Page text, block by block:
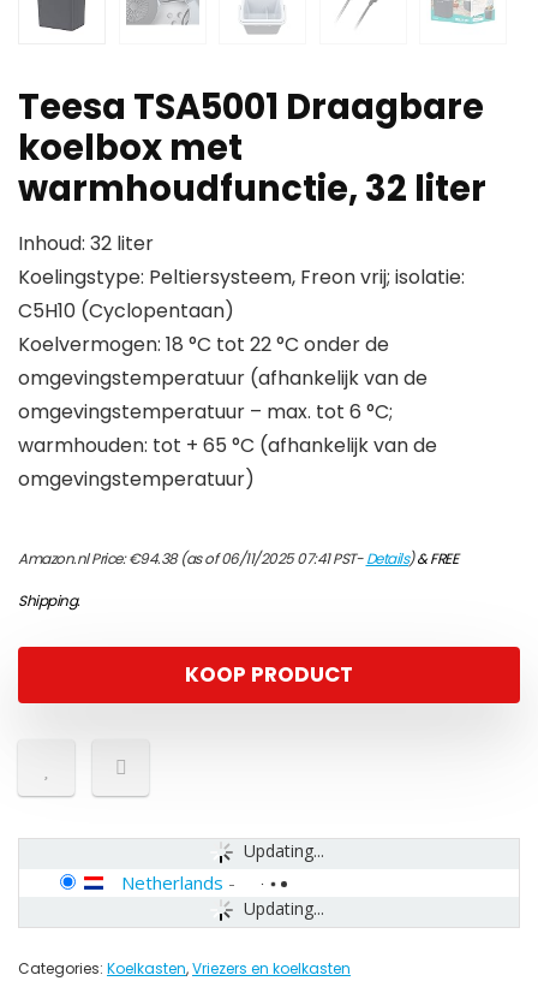
Teesa TSA5001 Draagbare
koelbox met
warmhoudfunctie, 32 liter
Inhoud: 32 liter
Koelingstype: Peltiersysteem, Freon vrij; isolatie:
C5H10 (Cyclopentaan)
Koelvermogen: 18 °C tot 22 °C onder de
omgevingstemperatuur (afhankelijk van de
omgevingstemperatuur – max. tot 6 °C;
warmhouden: tot + 65 °C (afhankelijk van de
omgevingstemperatuur)
Amazon.nl Price:€94.38(as of 06/11/2025 07:41 PST-Details)&FREE
Shipping.
KOOP PRODUCT
Updating...
Updating...
Netherlands -
Categories: Koelkasten,Vriezers en koelkasten